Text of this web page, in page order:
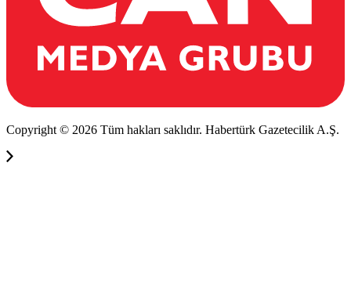
Copyright © 2026 Tüm hakları saklıdır. Habertürk Gazetecilik A.Ş.